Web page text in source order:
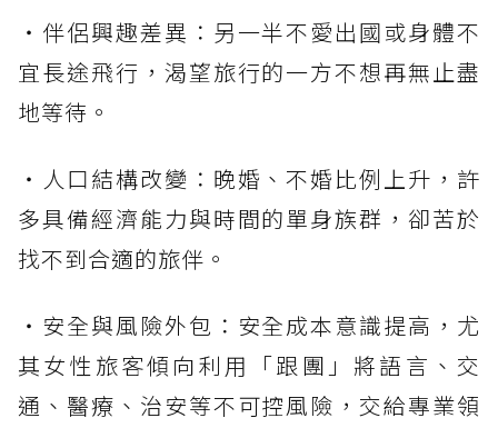
・伴侶興趣差異：另一半不愛出國或身體不
宜長途飛行，渴望旅行的一方不想再無止盡
地等待。
・人口結構改變：晚婚、不婚比例上升，許
多具備經濟能力與時間的單身族群，卻苦於
找不到合適的旅伴。
・安全與風險外包：安全成本意識提高，尤
其女性旅客傾向利用「跟團」將語言、交
通、醫療、治安等不可控風險，交給專業領